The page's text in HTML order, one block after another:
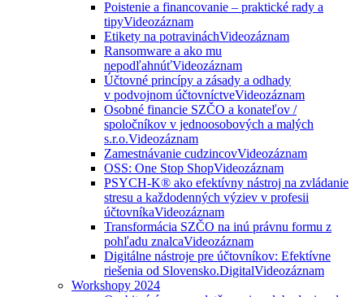
Poistenie a financovanie – praktické rady a
tipyVideozáznam
Etikety na potravináchVideozáznam
Ransomware a ako mu
nepodľahnúťVideozáznam
Účtovné princípy a zásady a odhady
v podvojnom účtovníctveVideozáznam
Osobné financie SZČO a konateľov /
spoločníkov v jednoosobových a malých
s.r.o.Videozáznam
Zamestnávanie cudzincovVideozáznam
OSS: One Stop ShopVideozáznam
PSYCH-K® ako efektívny nástroj na zvládanie
stresu a každodenných výziev v profesii
účtovníkaVideozáznam
Transformácia SZČO na inú právnu formu z
pohľadu znalcaVideozáznam
Digitálne nástroje pre účtovníkov: Efektívne
riešenia od Slovensko.DigitalVideozáznam
Workshopy 2024